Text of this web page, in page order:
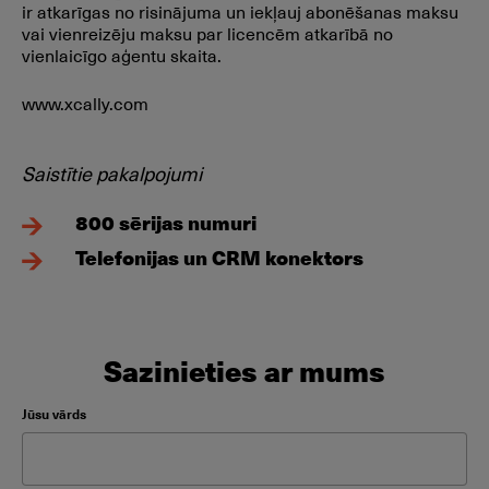
ir atkarīgas no risinājuma un iekļauj abonēšanas maksu
vai vienreizēju maksu par licencēm atkarībā no
vienlaicīgo aģentu skaita.
www.xcally.com
Saistītie pakalpojumi
800 sērijas numuri
Telefonijas un CRM konektors
Sazinieties ar mums
Jūsu vārdsleave this field empty.